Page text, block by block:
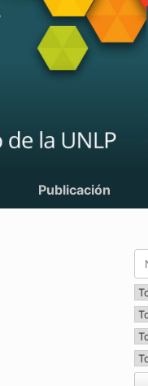
Publicación